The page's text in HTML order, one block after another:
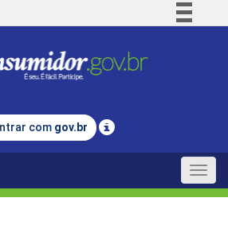
Comunica BR
Legislação
com gov.br
Toggle